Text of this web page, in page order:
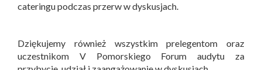
cateringu podczas przerw w dyskusjach.
Dziękujemy również wszystkim prelegentom oraz
uczestnikom V Pomorskiego Forum audytu za